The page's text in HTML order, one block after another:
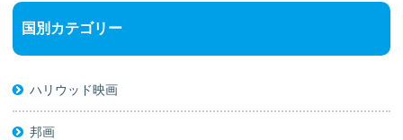
国別カテゴリー
ハリウッド映画
邦画